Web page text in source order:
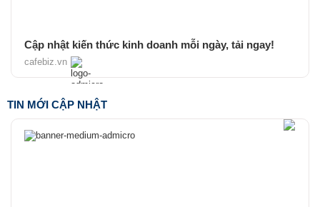
Cập nhật kiến thức kinh doanh mỗi ngày, tải ngay!
cafebiz.vn
TIN MỚI CẬP NHẬT